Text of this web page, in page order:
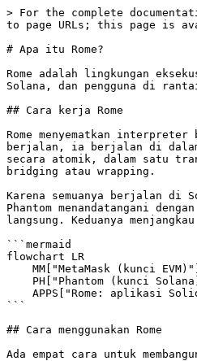
> For the complete
to page URLs; this page is
# Apa itu Rome?
Rome adalah lingkungan
Solana, dan pengguna di
## Cara kerja Rome
Rome menyematkan
berjalan, ia berjalan di dalam
secara atomik, dalam satu
bridging atau wrapping.
Karena semuanya berjalan di
Phantom menandatangani
langsung. Keduanya
```mermaid
flowchart LR
```
## Cara menggunakan Rome
Ada empat cara untuk